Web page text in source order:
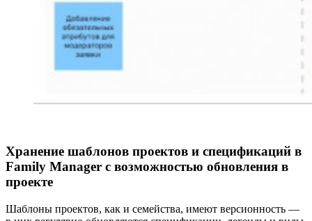
Хранение шаблонов проектов и спецификаций в
Family Manager с возможностью обновления в
проекте
Шаблоны проектов, как и семейства, имеют версионность —